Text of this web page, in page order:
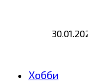
Хобби